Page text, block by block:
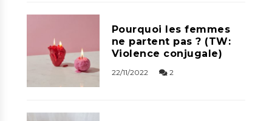
Pourquoi les femmes
ne partent pas ? (TW:
Violence conjugale)
22/11/2022 2